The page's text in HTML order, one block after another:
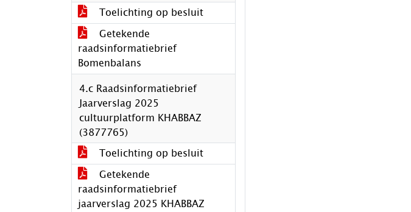
Toelichting op besluit
Getekende
raadsinformatiebrief
Bomenbalans
4.c Raadsinformatiebrief
Jaarverslag 2025
cultuurplatform KHABBAZ
(3877765)
Toelichting op besluit
Getekende
raadsinformatiebrief
jaarverslag 2025 KHABBAZ